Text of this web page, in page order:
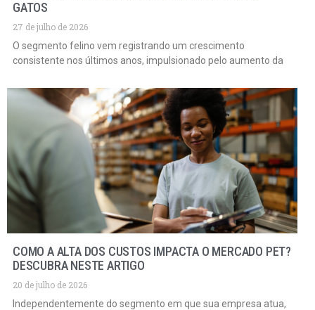
GATOS
27 de julho de 2026
O segmento felino vem registrando um crescimento
consistente nos últimos anos, impulsionado pelo aumento da
COMO A ALTA DOS CUSTOS IMPACTA O MERCADO PET?
DESCUBRA NESTE ARTIGO
20 de julho de 2026
Independentemente do segmento em que sua empresa atua,